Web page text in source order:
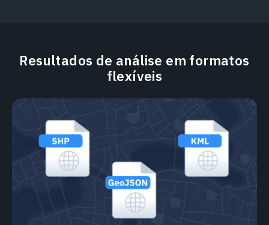
Resultados de análise em formatos
flexíveis